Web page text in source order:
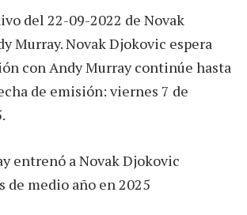
entrenó a Novak Djokovic
de medio año en 2025